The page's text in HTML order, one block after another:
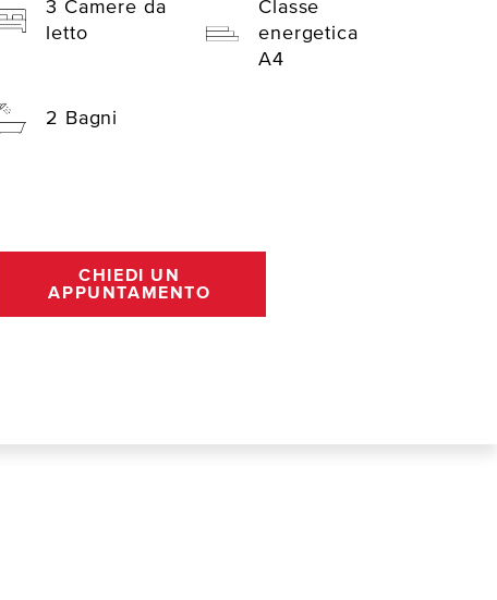
3 Camere da
letto
Classe
energetica
A4
2 Bagni
CHIEDI UN
APPUNTAMENTO